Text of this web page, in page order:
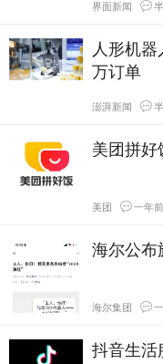
界面新闻
人形机
万订单
澎湃新闻
美团拼好
美团 一年前
海尔公布
海尔集团
抖音生活